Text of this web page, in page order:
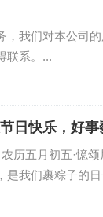
，我们对本公司
联系。...
日快乐，好事
历五月初五·憶
是我们裹粽子的